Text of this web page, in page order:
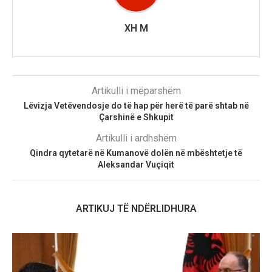
XH M
Artikulli i mëparshëm
Lëvizja Vetëvendosje do të hap për herë të parë shtab në
Çarshinë e Shkupit
Artikulli i ardhshëm
Qindra qytetarë në Kumanovë dolën në mbështetje të
Aleksandar Vuçiqit
ARTIKUJ TË NDËRLIDHURA